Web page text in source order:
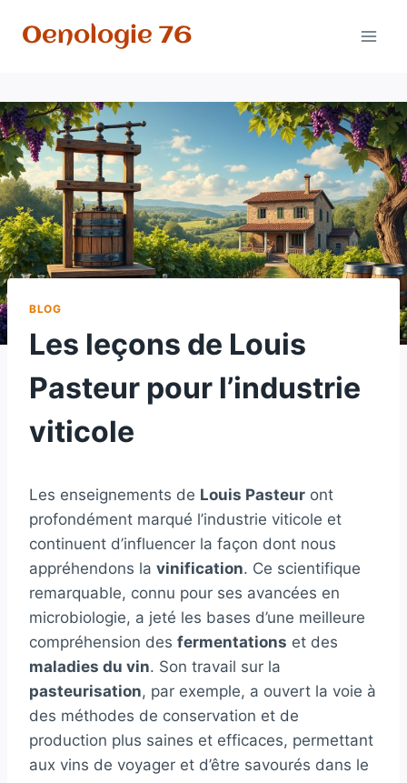
Oenologie 76
BLOG
Les leçons de Louis
Pasteur pour l’industrie
viticole
Les enseignements de Louis Pasteur ont
profondément marqué l’industrie viticole et
continuent d’influencer la façon dont nous
appréhendons la vinification. Ce scientifique
remarquable, connu pour ses avancées en
microbiologie, a jeté les bases d’une meilleure
compréhension des fermentations et des
maladies du vin. Son travail sur la
pasteurisation, par exemple, a ouvert la voie à
des méthodes de conservation et de
production plus saines et efficaces, permettant
aux vins de voyager et d’être savourés dans le